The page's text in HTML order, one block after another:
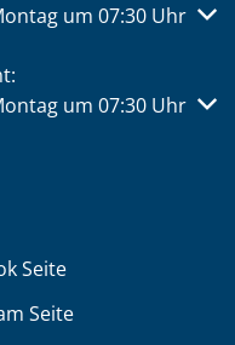
Schließzeiten
um 07:30 Uhr
Schließzeiten
um 07:30 Uhr
Seite
Seite